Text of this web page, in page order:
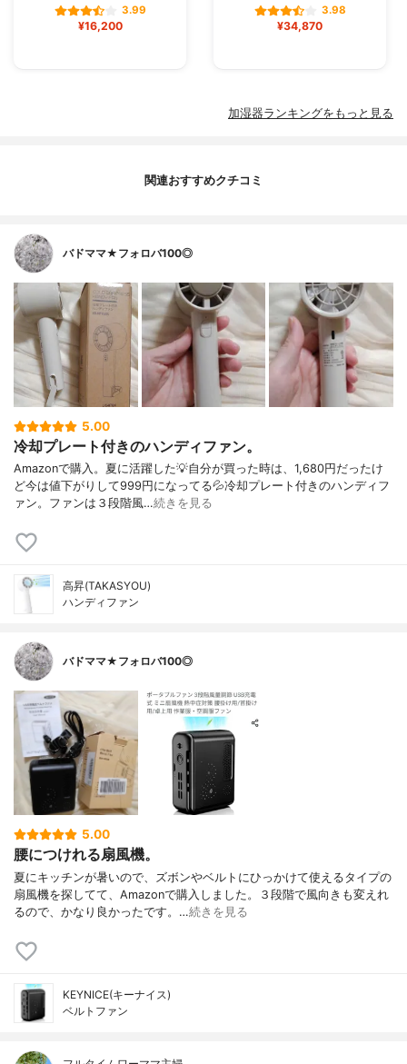
3.99
¥16,200
3.98
¥34,870
加湿器ランキングをもっと見る
関連おすすめクチコミ
バドママ★フォロバ100◎
5.00
冷却プレート付きのハンディファン。
Amazonで購入。夏に活躍した💡自分が買った時は、1,680円だったけ
ど今は値下がりして999円になってる💦冷却プレート付きのハンディフ
ァン。ファンは３段階風…続きを見る
高昇(TAKASYOU)
ハンディファン
バドママ★フォロバ100◎
5.00
腰につけれる扇風機。
夏にキッチンが暑いので、ズボンやベルトにひっかけて使えるタイプの
扇風機を探してて、Amazonで購入しました。３段階で風向きも変えれ
るので、かなり良かったです。…続きを見る
KEYNICE(キーナイス)
ベルトファン